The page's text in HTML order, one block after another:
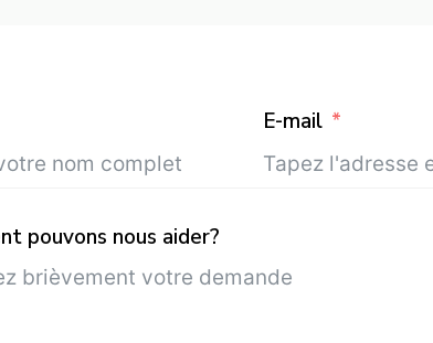
E-mail
pouvons nous aider?